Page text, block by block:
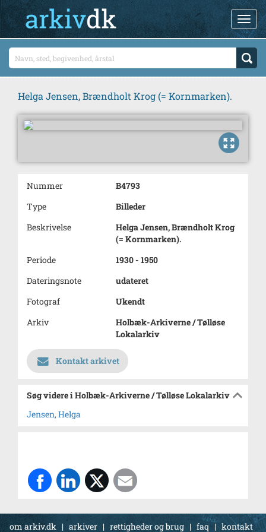
Helga Jensen, Brændholt Krog (= Kornmarken).
Nummer
B4793
Type
Billeder
Beskrivelse
Helga Jensen, Brændholt Krog
(= Kornmarken).
Periode
1930 - 1950
Dateringsnote
udateret
Fotograf
Ukendt
Arkiv
Holbæk-Arkiverne / Tølløse
Lokalarkiv
Kontakt arkivet
Søg videre i Holbæk-Arkiverne / Tølløse Lokalarkiv
Jensen, Helga
om arkiv.dk | arkiver | rettigheder og brug | faq | kontakt